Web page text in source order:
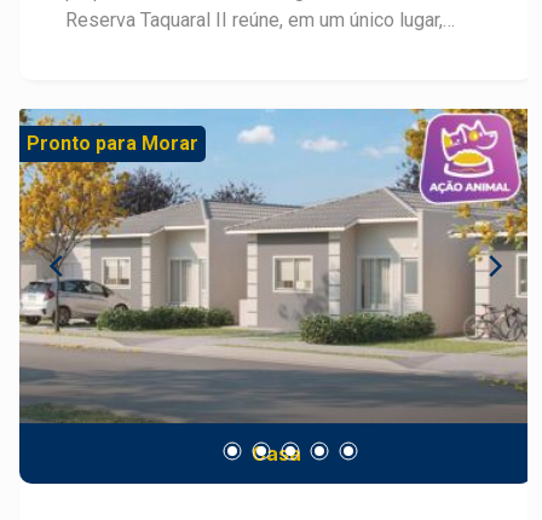
Reserva Taquaral II reúne, em um único lugar,
localização, bem-estar de morar em uma casa
com cômodos amplos, e ainda a paz que o
contato com a natureza proporciona. São três
opções de casas, todas com suíte, com plantas
que vão de 60 a 67,4m². Os modelos das casas
são: - 2 dormitórios, sendo 1 suíte; - 2
dormitórios, sendo 2 suítes; - 3 dormitórios,
sendo 1 suíte; Viva com exclusividade, converse
com um especialista Frias Neto!
Pronto para Morar
Casa